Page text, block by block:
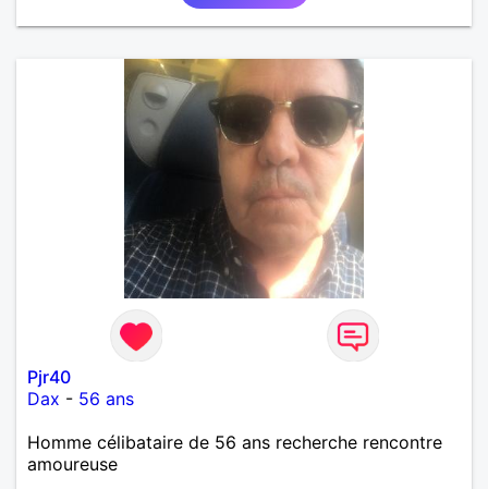
Pjr40
Dax - 56 ans
Homme célibataire de 56 ans recherche rencontre
amoureuse